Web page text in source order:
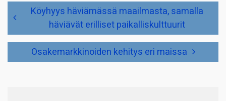
Artikkelien
selaus
Köyhyys häviämässä maailmasta, samalla
häviävät erilliset paikalliskulttuurit
Osakemarkkinoiden kehitys eri maissa